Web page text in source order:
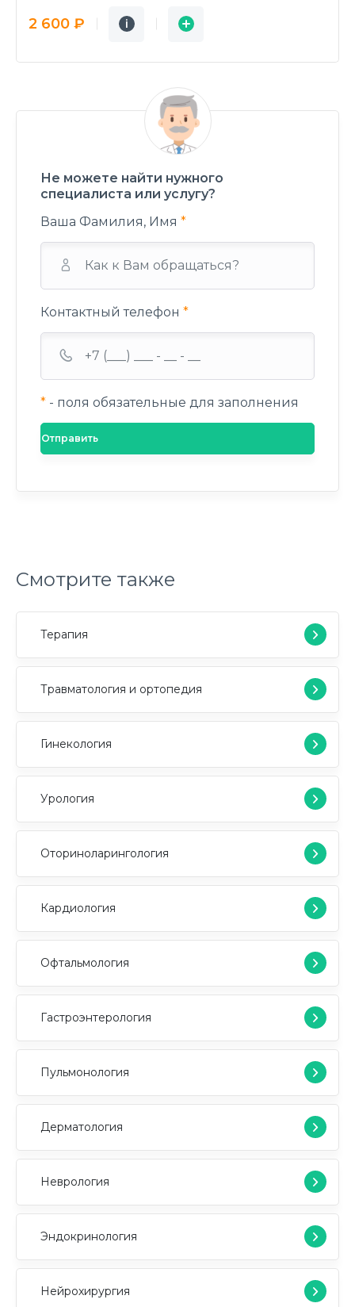
2 600 ₽ i
Подробнее
i
Заявка
Не можете найти нужного
специалиста или услугу?
Ваша Фамилия, Имя *
Контактный телефон *
* - поля обязательные для заполнения
Смотрите также
Терапия
Травматология и ортопедия
Гинекология
Урология
Оториноларингология
Кардиология
Офтальмология
Гастроэнтерология
Пульмонология
Дерматология
Неврология
Эндокринология
Нейрохирургия